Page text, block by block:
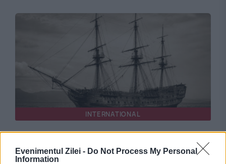
Evenimentul Zilei - Do Not Process My Personal
Information
INTERNATIONAL
Misterul unei nave dispărute în largul coastei
sudice a Angliei, elucidat după aproape patru